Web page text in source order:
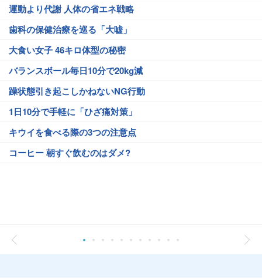
運動より代謝 人体の省エネ戦略
歯科の保健治療を巡る「大嘘」
大食い女子 46キロ体型の秘密
バランスボール毎日10分で20kg減
躁状態引き起こしかねないNG行動
1日10分で手軽に「ひざ痛対策」
キウイを食べる際の3つの注意点
コーヒー 朝すぐ飲むのはダメ?